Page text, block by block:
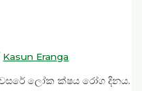
Kasun Eranga
ලෝක ක්ෂය රෝග දිනය.